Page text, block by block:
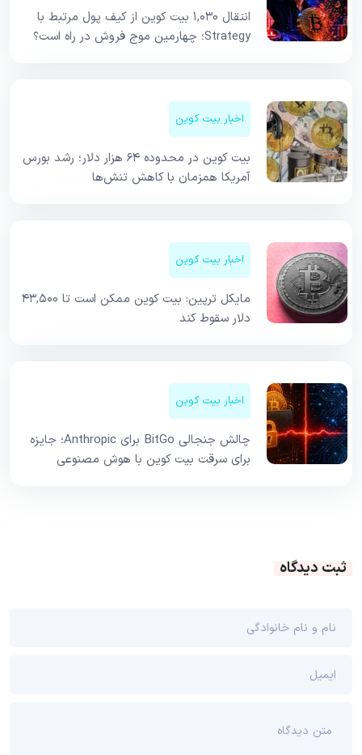
انتقال ۱,۰۳۰ بیت کوین از کیف پول مرتبط با
Strategy؛ چهارمین موج فروش در راه است؟
اخبار بیت کوین
بیت کوین در محدوده ۶۴ هزار دلار؛ رشد بورس
آمریکا همزمان با کاهش تنش‌ها
اخبار بیت کوین
مایکل ترپین: بیت کوین ممکن است تا ۴۳,۵۰۰
دلار سقوط کند
اخبار بیت کوین
چالش جنجالی BitGo برای Anthropic؛ جایزه
برای سرقت بیت کوین با هوش مصنوعی
ثبت دیدگاه